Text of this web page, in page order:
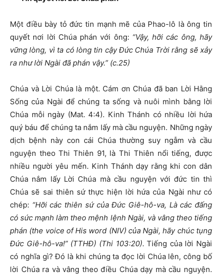
Một điều bày tỏ đức tin mạnh mẽ của Phao-lô là ông tin
quyết nơi lời Chúa phán với ông: “Vậy, hỡi các ông, hãy
vững lòng, vì ta có lòng tin cậy Đức Chúa Trời rằng sẽ xảy
ra như lời Ngài đã phán vậy.” (c.25)
Chúa và Lời Chúa là một. Cám ơn Chúa đã ban Lời Hằng
Sống của Ngài để chúng ta sống và nuôi mình bằng lời
Chúa mỗi ngày (Mat. 4:4). Kinh Thánh có nhiều lời hứa
quý báu để chúng ta nắm lấy mà cầu nguyện. Những ngày
dịch bệnh này con cái Chúa thường suy ngẫm và cầu
nguyện theo Thi Thiên 91, là Thi Thiên nổi tiếng, được
nhiều người yêu mến. Kinh Thánh dạy rằng khi con dân
Chúa nắm lấy Lời Chúa mà cầu nguyện với đức tin thì
Chúa sẽ sai thiên sứ thực hiện lời hứa của Ngài như có
chép: “Hỡi các thiên sứ của Đức Giê-hô-va, Là các đấng
có sức mạnh làm theo mệnh lệnh Ngài, và vâng theo tiếng
phán (the voice of His word (NIV) của Ngài, hãy chúc tụng
Đức Giê-hô-va!” (TTHĐ) (Thi 103:20). Tiếng của lời Ngài
có nghĩa gì? Đó là khi chúng ta đọc lời Chúa lên, công bố
lời Chúa ra và vâng theo điều Chúa dạy mà cầu nguyện.